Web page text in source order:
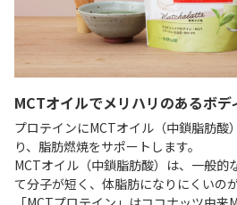
MCTオイルでメリハリのあるボデ
プロテインにMCTオイル（中鎖脂肪酸
り、脂肪燃焼をサポートします。
MCTオイル（中鎖脂肪酸）は、一般的
て分子が短く、体脂肪になりにくいの